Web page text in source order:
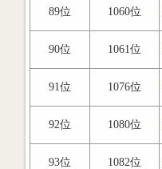
89位 1060位
90位 1061位
91位 1076位
92位 1080位
93位 1082位